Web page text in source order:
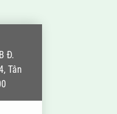
Đ.
Tân